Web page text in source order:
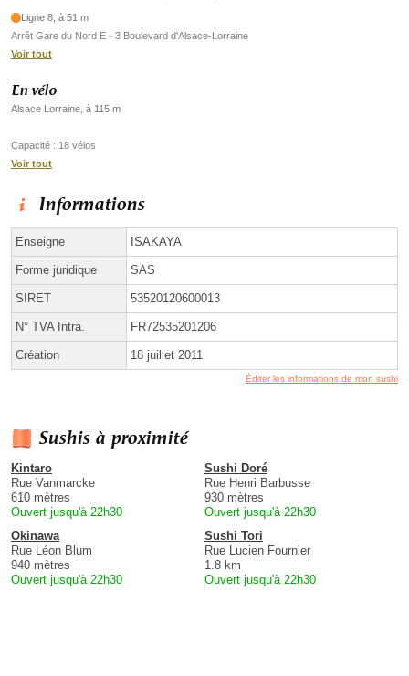
Ligne 8, à 51 m
Arrêt Gare du Nord E - 3 Boulevard d'Alsace-Lorraine
Voir tout
En vélo
Alsace Lorraine, à 115 m
Capacité : 18 vélos
Voir tout
Informations
Enseigne ISAKAYA
Forme juridique SAS
SIRET 53520120600013
N° TVA Intra. FR72535201206
Création 18 juillet 2011
Éditer les informations de mon sushi
Sushis à proximité
Kintaro
Rue Vanmarcke
610 mètres
Ouvert jusqu'à 22h30
Sushi Doré
Rue Henri Barbusse
930 mètres
Ouvert jusqu'à 22h30
Okinawa
Rue Léon Blum
940 mètres
Ouvert jusqu'à 22h30
Sushi Tori
Rue Lucien Fournier
1.8 km
Ouvert jusqu'à 22h30